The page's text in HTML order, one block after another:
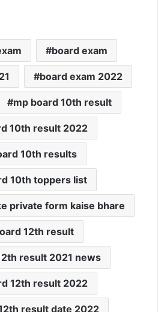
board exam
board exam 2022
mp board 10th result
10th result 2022
10th results
10th toppers list
private form kaise bhare
12th result
result 2021 news
12th result 2022
result date 2022